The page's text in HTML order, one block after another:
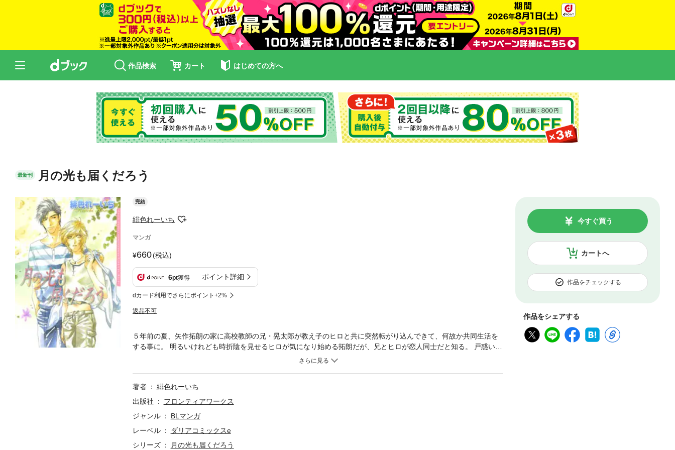
作品検索 カート はじめての方へ
最新刊 月の光も届くだろう
完結
緋色れーいち
マンガ
660(税込)
6pt獲得 ポイント詳細
dカード利用でさらにポイント+2%
返品不可
カートへ
今すぐ買う
作品をチェックする
作品をシェアする
５年前の夏、矢作拓朗の家に高校教師の兄・晃太郎が教え子のヒロと共に突然転がり込んできて、何故か共同生活を
する事に。 明るいけれども時折陰を見せるヒロが気になり始める拓朗だが、兄とヒロが恋人同士だと知る。 戸惑いつ
つも受け入れた拓朗だが、次第にヒロを本気で好きになってしまう。 だがヒロの兄・礼一郎に居場所がばれた時か
著者
緋色れーいち
出版社
フロンティアワークス
ジャンル
BLマンガ
レーベル
ダリアコミックスe
シリーズ
月の光も届くだろう